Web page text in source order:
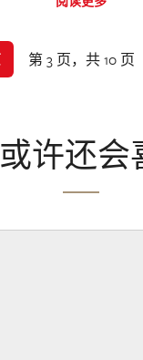
第 3 页，共 10 页
许还会